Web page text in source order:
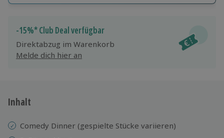
Jeder Gutschein für alle Erlebnisse einlösbar.
Maximale Sicherheit
10 Jahre gültig & verlängerbar.
-15%* Club Deal verfügbar
Direktabzug im Warenkorb
Melde dich hier an
Inhalt
Comedy Dinner (gespielte Stücke variieren)